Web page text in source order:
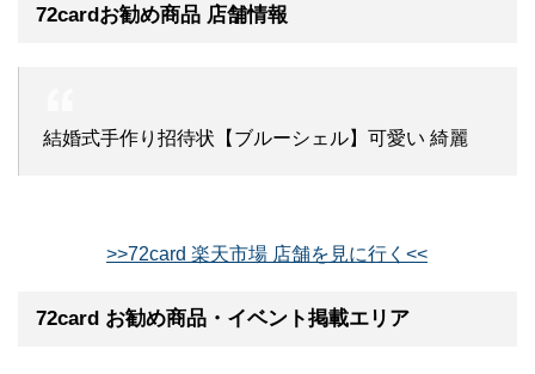
72cardお勧め商品 店舗情報
結婚式手作り招待状【ブルーシェル】可愛い 綺麗
>>72card 楽天市場 店舗を見に行く<<
72card お勧め商品・イベント掲載エリア